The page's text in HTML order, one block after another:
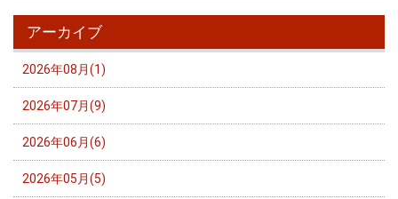
アーカイブ
2026年08月(1)
2026年07月(9)
2026年06月(6)
2026年05月(5)